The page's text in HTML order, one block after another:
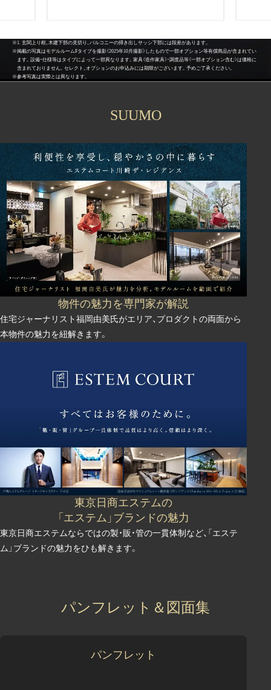
物
件
の
公
へ
物
件
公
へ
※1. 玄関上り框、木建下部の見切り、バルコニーの掃き出しサッシ下部には段差があります。
※掲載の写真はモデルルームFタイプを撮影（2025年10月撮影）したもので一部オプション等有償商品が含まれてい
ます。設備・仕様等はタイプによって一部異なります。家具（造作家具）・調度品等（一部オプション含む）は価格に
含まれておりません。セレクト、オプションのお申込みには期限がございます。予めご了承ください。
※参考写真は実際とは異なります。
SUUMO
物件の魅力を専門家が解説
住宅ジャーナリスト福岡由美氏がエリア、プロダクトの両面から
本物件の魅力を紐解きます。
東京日商エステムの
「エステム」ブランドの魅力
東京日商エステムならではの製・販・管の一貫体制など、「エステ
ム」ブランドの魅力をひも解きます。
パンフレット＆図面集
パンフレット